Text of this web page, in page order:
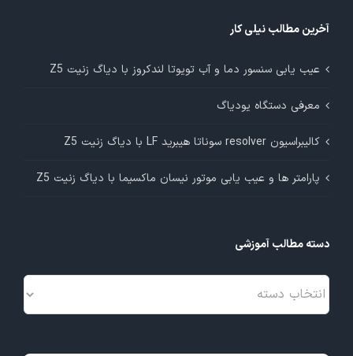
آخرین مطالب نیلی کار
عیب یابی سنسور دما و آب تویوتا لندکروز با دیاگ زنیت Z5
معرفی دستگاه یودیاگ
کالیبراسیون resolver سوناتا هیبرید LF با دیاگ زنیت Z5
پارامتر ها و عیب یابی موتور نیسان ماکسیما با دیاگ زنیت Z5
دسته مطالب آموزشی
دسته
مطالب